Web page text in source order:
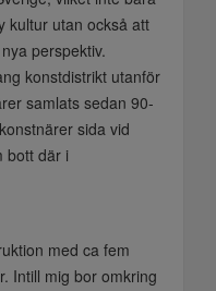
kultur utan också att
perspektiv.
konstdistrikt utanför
samlats sedan 90-
sida vid
bott där i
med ca fem
Intill mig bor omkring